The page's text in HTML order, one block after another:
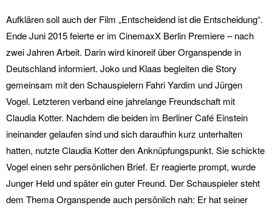
Aufklären soll auch der Film „Entscheidend ist die Entscheidung“.
Ende Juni 2015 feierte er im CinemaxX Berlin Premiere – nach
zwei Jahren Arbeit. Darin wird kinoreif über Organspende in
Deutschland informiert. Joko und Klaas begleiten die Story
gemeinsam mit den Schauspielern Fahri Yardim und Jürgen
Vogel. Letzteren verband eine jahrelange Freundschaft mit
Claudia Kotter. Nachdem die beiden im Berliner Café Einstein
ineinander gelaufen sind und sich daraufhin kurz unterhalten
hatten, nutzte Claudia Kotter den Anknüpfungspunkt. Sie schickte
Vogel einen sehr persönlichen Brief. Er reagierte prompt, wurde
Junger Held und später ein guter Freund. Der Schauspieler steht
dem Thema Organspende auch persönlich nah: Er hat seiner